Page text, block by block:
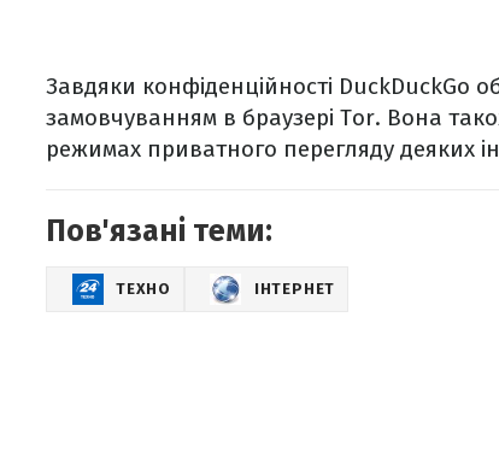
Завдяки конфіденційності
замовчуванням в браузері Tor. Вона
режимах приватного перегляду деяких
Пов'язані теми:
ТЕХНО ІНТЕРНЕТ